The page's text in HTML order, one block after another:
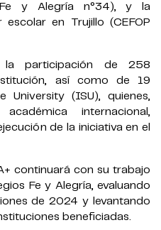
y Alegría n°34), y la
en Trujillo (CEFOP
participación de 258
así como de 19
(ISU), quienes,
internacional,
de la iniciativa en el
continuará con su trabajo
Fe y Alegría, evaluando
de 2024 y levantando
beneficiadas.